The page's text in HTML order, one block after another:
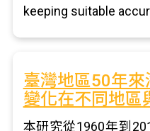
keeping suitable
臺灣地區50年
變化在不同地區
本研究從1960年到